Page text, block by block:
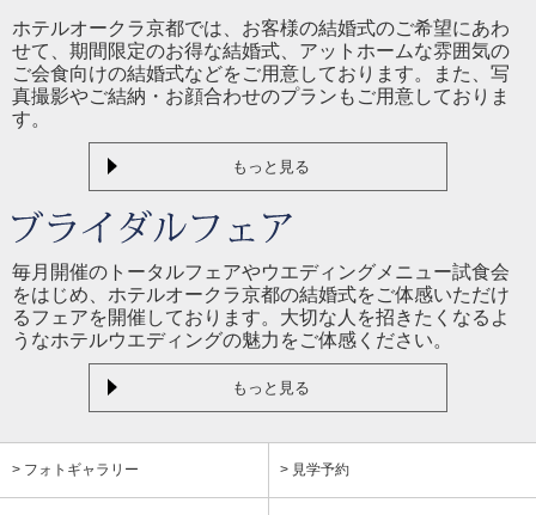
ホテルオークラ京都では、お客様の結婚式のご希望にあわ
せて、期間限定のお得な結婚式、アットホームな雰囲気の
ご会食向けの結婚式などをご用意しております。また、写
真撮影やご結納・お顔合わせのプランもご用意しておりま
す。
もっと見る
毎月開催のトータルフェアやウエディングメニュー試食会
をはじめ、ホテルオークラ京都の結婚式をご体感いただけ
るフェアを開催しております。大切な人を招きたくなるよ
うなホテルウエディングの魅力をご体感ください。
もっと見る
> フォトギャラリー > 見学予約